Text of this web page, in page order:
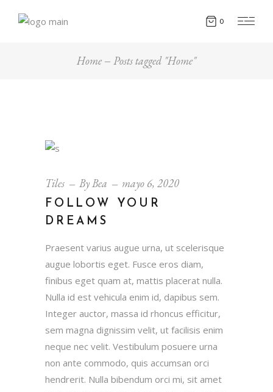
0
Home Posts tagged "Home"
Tiles ByBea mayo 6, 2020
FOLLOW YOUR
DREAMS
Praesent varius augue urna, ut scelerisque
augue lobortis eget. Fusce eros diam,
finibus eget quam at, mattis placerat nulla.
Nulla id est vehicula enim id, dapibus sem.
Integer auctor, massa id rhoncus efficitur,
sem magna dignissim velit, ut facilisis enim
neque nec velit. Vestibulum posuere urna
non ante commodo, quis accumsan orci
hendrerit. Nulla bibendum orci mi, sit amet